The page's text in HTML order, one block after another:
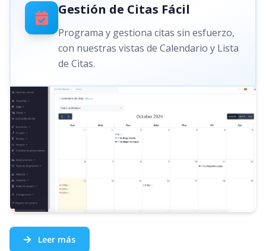
Gestión de Citas Fácil
Programa y gestiona citas sin esfuerzo,
con nuestras vistas de Calendario y Lista
de Citas.
Leer más